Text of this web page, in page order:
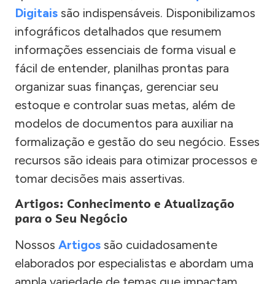
Digitais são indispensáveis. Disponibilizamos
infográficos detalhados que resumem
informações essenciais de forma visual e
fácil de entender, planilhas prontas para
organizar suas finanças, gerenciar seu
estoque e controlar suas metas, além de
modelos de documentos para auxiliar na
formalização e gestão do seu negócio. Esses
recursos são ideais para otimizar processos e
tomar decisões mais assertivas.
Artigos: Conhecimento e Atualização
para o Seu Negócio
Nossos Artigos são cuidadosamente
elaborados por especialistas e abordam uma